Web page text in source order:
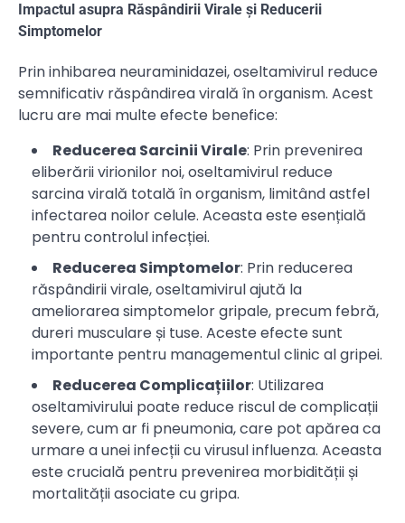
Impactul asupra Răspândirii Virale și Reducerii
Simptomelor
Prin inhibarea neuraminidazei, oseltamivirul reduce
semnificativ răspândirea virală în organism. Acest
lucru are mai multe efecte benefice:
Reducerea Sarcinii Virale: Prin prevenirea
eliberării virionilor noi, oseltamivirul reduce
sarcina virală totală în organism, limitând astfel
infectarea noilor celule. Aceasta este esențială
pentru controlul infecției.
Reducerea Simptomelor: Prin reducerea
răspândirii virale, oseltamivirul ajută la
ameliorarea simptomelor gripale, precum febră,
dureri musculare și tuse. Aceste efecte sunt
importante pentru managementul clinic al gripei.
Reducerea Complicațiilor: Utilizarea
oseltamivirului poate reduce riscul de complicații
severe, cum ar fi pneumonia, care pot apărea ca
urmare a unei infecții cu virusul influenza. Aceasta
este crucială pentru prevenirea morbidității și
mortalității asociate cu gripa.